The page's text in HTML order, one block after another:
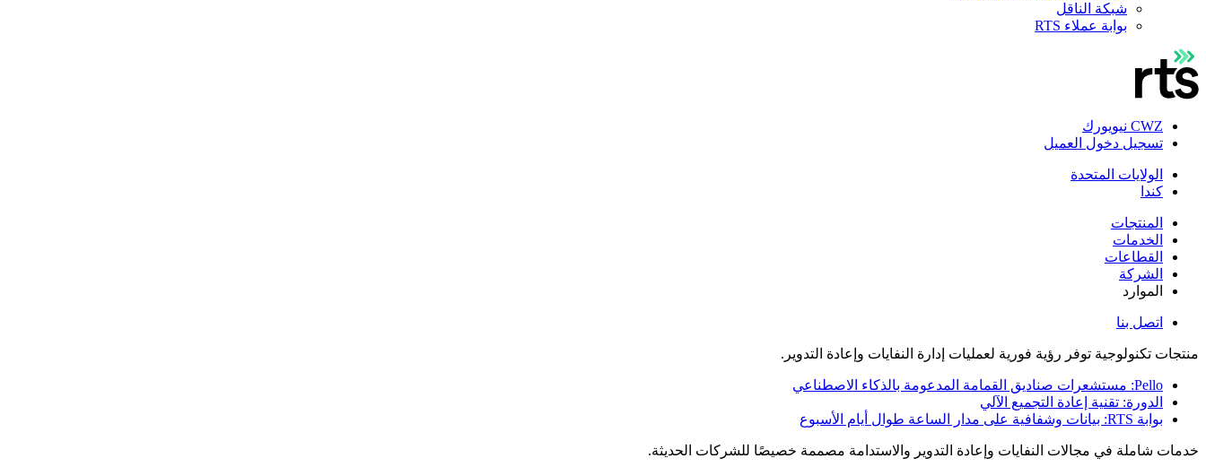
شبكة الناقل
بوابة عملاء RTS
CWZ نيويورك
تسجيل دخول العميل
الولايات المتحدة
كندا
المنتجات
الخدمات
القطاعات
الشركة
الموارد
اتصل بنا
منتجات تكنولوجية توفر رؤية فورية لعمليات إدارة النفايات وإعادة التدوير.
Pello: مستشعرات صناديق القمامة المدعومة بالذكاء الاصطناعي
الدورة: تقنية إعادة التجميع الآلي
بوابة RTS: بيانات وشفافية على مدار الساعة طوال أيام الأسبوع
خدمات شاملة في مجالات النفايات وإعادة التدوير والاستدامة مصممة خصيصًا للشركات الحديثة.